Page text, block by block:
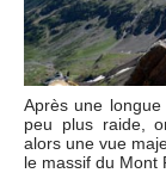
Après une
peu plus raide,
alors une vue
le massif du Mont